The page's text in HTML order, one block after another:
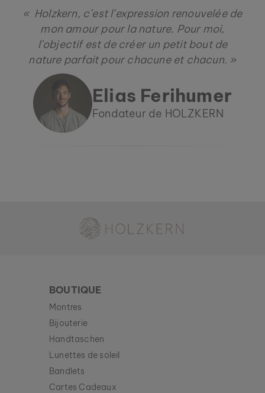
119 €
« Holzkern, c’est l’expression renouvelée de
mon amour pour la nature. Pour moi,
l’objectif est de créer un petit bout de
nature parfait pour chacune et chacun. »
Elias Ferihumer
Fondateur de HOLZKERN
BOUTIQUE
Montres
Bijouterie
Handtaschen
Lunettes de soleil
Bandlets
Cartes Cadeaux